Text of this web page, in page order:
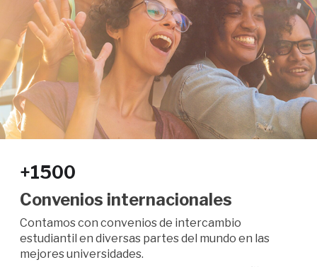
+1500
Convenios internacionales
Contamos con convenios de intercambio
estudiantil en diversas partes del mundo en las
mejores universidades.